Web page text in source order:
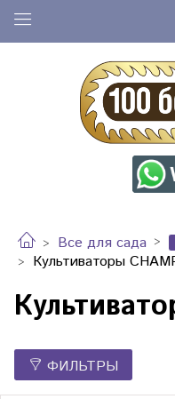
Все для сада
Культиваторы
ФИЛЬТРЫ